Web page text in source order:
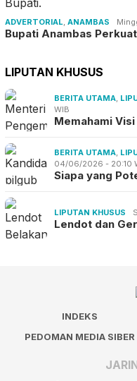
ADVERTORIAL, ANAMBAS
Bupati Anambas
LIPUTAN KHUSUS
BERITA UTAMA,
WIB
Memahami
BERITA UTAMA,
04/06/2026 - 20:10
Siapa yang
LIPUTAN KHUSUS
Lendot dan
INDEKS
PEDOMAN MEDIA SIBER